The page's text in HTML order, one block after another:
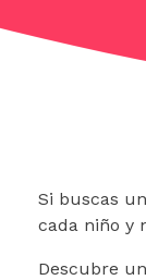
Si buscas
cada niño y
Descubre